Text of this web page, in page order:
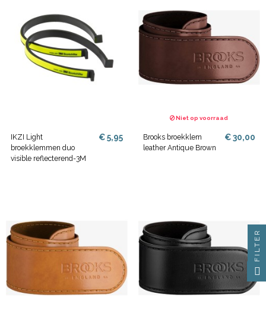
IKZI Light
broekklemmen duo
visible reflecterend-3M
€ 5,95
Niet op voorraad
Brooks broekklem
leather Antique Brown
€ 30,00
FILTER